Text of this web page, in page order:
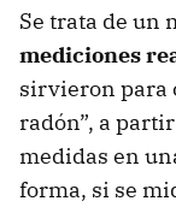
Se trata de un
mediciones
sirvieron para
radón”, a
medidas en
forma, si se